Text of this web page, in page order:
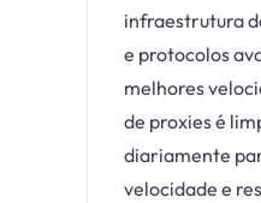
infraestrutura
e protocolos
melhores
de proxies é
diariamente
velocidade e